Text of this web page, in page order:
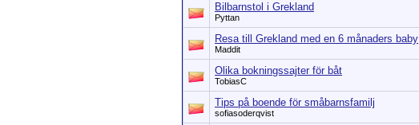
Bilbarnstol i Grekland
Pyttan
Resa till Grekland med en 6 månaders baby
Maddit
Olika bokningssajter för båt
TobiasC
Tips på boende för småbarnsfamilj
sofiasoderqvist